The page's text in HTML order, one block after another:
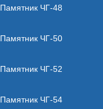
Памятник ЧГ-48
Памятник ЧГ-50
Памятник ЧГ-52
Памятник ЧГ-54